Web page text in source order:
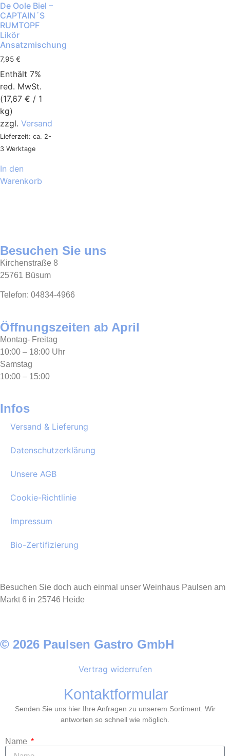
De Oole Biel –
CAPTAIN´S
RUMTOPF
Likör
Ansatzmischung
7,95 €
Enthält 7%
red. MwSt.
(17,67 € / 1
kg)
zzgl. Versand
Lieferzeit: ca. 2-
3 Werktage
In den
Warenkorb
Besuchen Sie uns
Kirchenstraße 8
25761 Büsum
Telefon: 04834-4966
Öffnungszeiten ab April
Montag- Freitag
10:00 – 18:00 Uhr
Samstag
10:00 – 15:00
Infos
Versand & Lieferung
Datenschutzerklärung
Unsere AGB
Cookie-Richtlinie
Impressum
Bio-Zertifizierung
Besuchen Sie doch auch einmal unser Weinhaus Paulsen am
Markt 6 in 25746 Heide
© 2026 Paulsen Gastro GmbH
Vertrag widerrufen
Kontaktformular
Senden Sie uns hier Ihre Anfragen zu unserem Sortiment. Wir
antworten so schnell wie möglich.
Name